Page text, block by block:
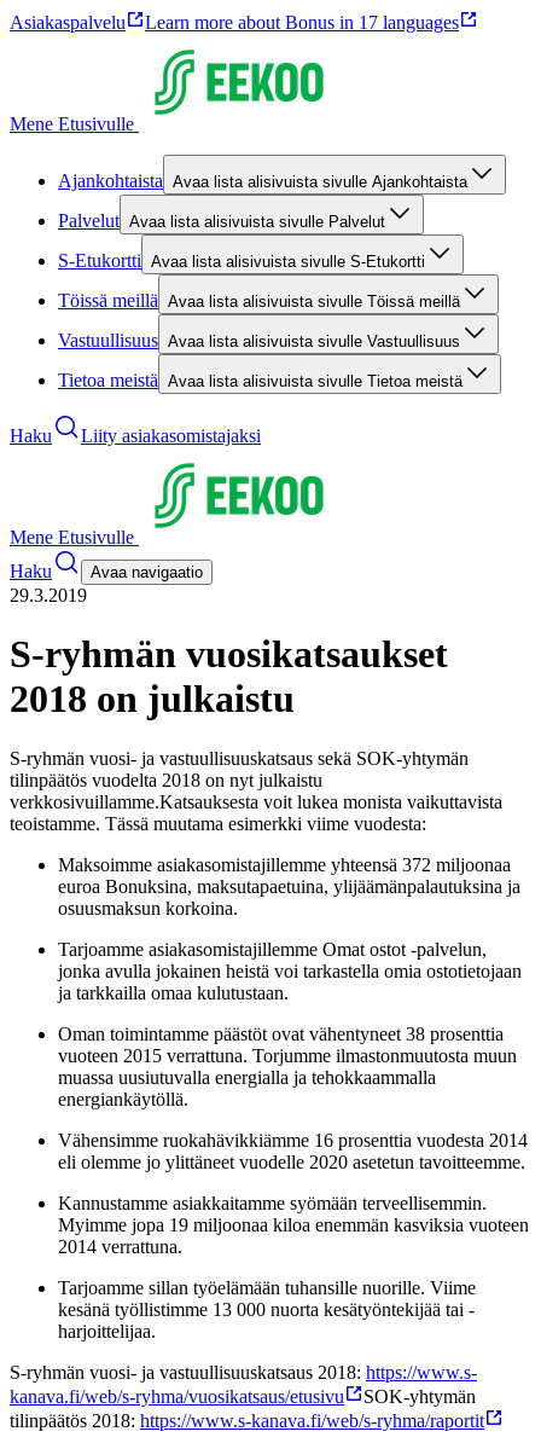
Asiakaspalvelu Learn more about Bonus in 17 languages
Mene Etusivulle
Ajankohtaista Avaa lista alisivuista sivulle Ajankohtaista
Palvelut Avaa lista alisivuista sivulle Palvelut
S-Etukortti Avaa lista alisivuista sivulle S-Etukortti
Töissä meillä Avaa lista alisivuista sivulle Töissä meillä
Vastuullisuus Avaa lista alisivuista sivulle Vastuullisuus
Tietoa meistä Avaa lista alisivuista sivulle Tietoa meistä
Haku Liity asiakasomistajaksi
Mene Etusivulle
Haku
Avaa navigaatio
29.3.2019
S-ryhmän vuosikatsaukset
2018 on julkaistu
S-ryhmän vuosi- ja vastuullisuuskatsaus sekä SOK-yhtymän
tilinpäätös vuodelta 2018 on nyt julkaistu
verkkosivuillamme.Katsauksesta voit lukea monista vaikuttavista
teoistamme. Tässä muutama esimerkki viime vuodesta:
Maksoimme asiakasomistajillemme yhteensä 372 miljoonaa
euroa Bonuksina, maksutapaetuina, ylijäämänpalautuksina ja
osuusmaksun korkoina.
Tarjoamme asiakasomistajillemme Omat ostot -palvelun,
jonka avulla jokainen heistä voi tarkastella omia ostotietojaan
ja tarkkailla omaa kulutustaan.
Oman toimintamme päästöt ovat vähentyneet 38 prosenttia
vuoteen 2015 verrattuna. Torjumme ilmastonmuutosta muun
muassa uusiutuvalla energialla ja tehokkaammalla
energiankäytöllä.
Vähensimme ruokahävikkiämme 16 prosenttia vuodesta 2014
eli olemme jo ylittäneet vuodelle 2020 asetetun tavoitteemme.
Kannustamme asiakkaitamme syömään terveellisemmin.
Myimme jopa 19 miljoonaa kiloa enemmän kasviksia vuoteen
2014 verrattuna.
Tarjoamme sillan työelämään tuhansille nuorille. Viime
kesänä työllistimme 13 000 nuorta kesätyöntekijää tai -
harjoittelijaa.
S-ryhmän vuosi- ja vastuullisuuskatsaus 2018: https://www.s-
kanava.fi/web/s-ryhma/vuosikatsaus/etusivu
SOK-yhtymän
tilinpäätös 2018: https://www.s-kanava.fi/web/s-ryhma/raportit